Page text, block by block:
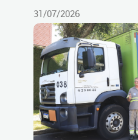
31/07/2026